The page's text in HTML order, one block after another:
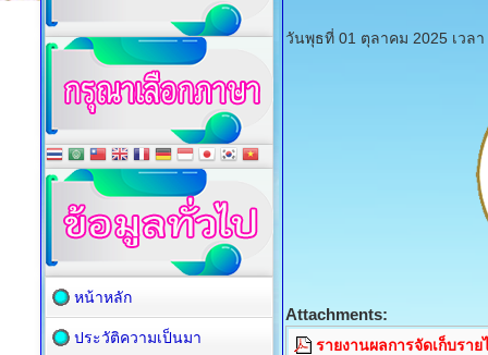
วันพุธที่ 01 ตุลาคม 2025 เวล
Attachments:
รายงานผลการจัดเก็บรา
หน้าหลัก
ประวัติความเป็นมา